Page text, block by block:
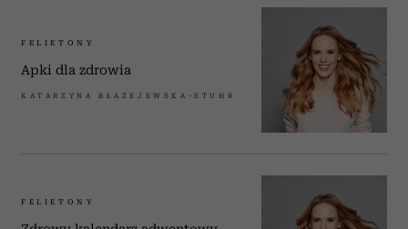
FELIETONY
Apki dla zdrowia
KATARZYNA BŁAŻEJEWSKA-STUHR
FELIETONY